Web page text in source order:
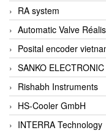
Fife/ Maxcess
Fimet
Fine Suntronix
FineTek
Finna Sensors Vietnam
Fireye
Fischer
RA system
Automatic Valve
Posital encoder
SANKO
Rishabh Instruments
HS-Cooler GmbH
INTERRA Technology